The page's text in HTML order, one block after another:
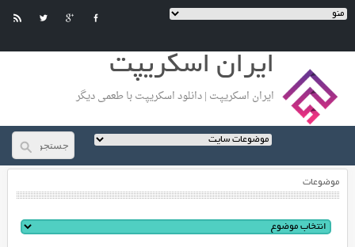
ایران اسکریپت
ایران اسکریپت | دانلود اسکریپت با طعمی دیگر
موضوعات